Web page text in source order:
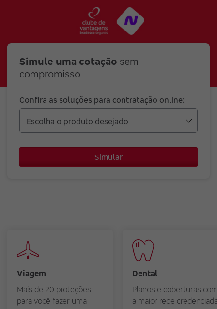
Simule uma cotação sem
compromisso
Confira as soluções para contratação online:
Simular
Viagem
Mais de 20 proteções
para você fazer uma
Dental
Planos e coberturas
a maior rede